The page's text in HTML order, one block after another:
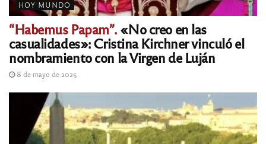
HOY MUNDO
“Habemus Papam”.«No creo en las
casualidades»: Cristina Kirchner vinculó el
nombramiento con la Virgen de Luján
8 de mayo de 2025